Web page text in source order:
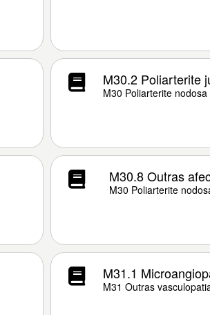
M30.2 Poliarterite
M30 Poliarterite
M30.8 Outras
M30 Poliarterite
M31.1
M31 Outras